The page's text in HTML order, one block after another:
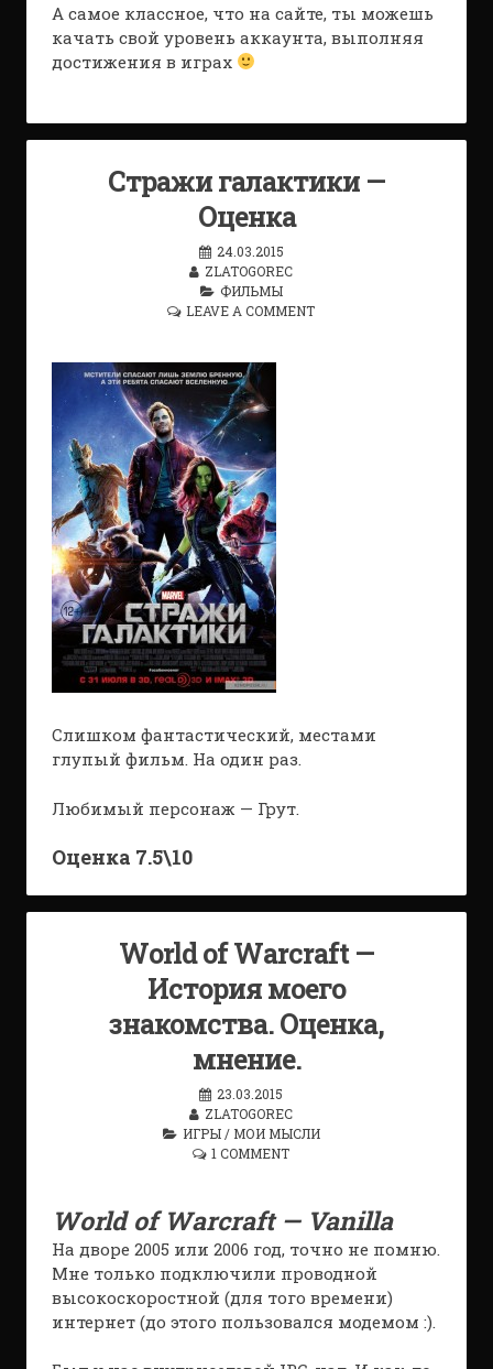
А самое классное, что на сайте, ты можешь
качать свой уровень аккаунта, выполняя
достижения в играх
Стражи галактики —
Оценка
24.03.2015
ZLATOGOREC
ФИЛЬМЫ
LEAVE A COMMENT
Слишком фантастический, местами
глупый фильм. На один раз.
Любимый персонаж — Грут.
Оценка 7.5\10
World of Warcraft —
История моего
знакомства. Оценка,
мнение.
23.03.2015
ZLATOGOREC
ИГРЫ/ МОИ МЫСЛИ
1 COMMENT
World of Warcraft — Vanilla
На дворе 2005 или 2006 год, точно не помню.
Мне только подключили проводной
высокоскоростной (для того времени)
интернет (до этого пользовался модемом :).